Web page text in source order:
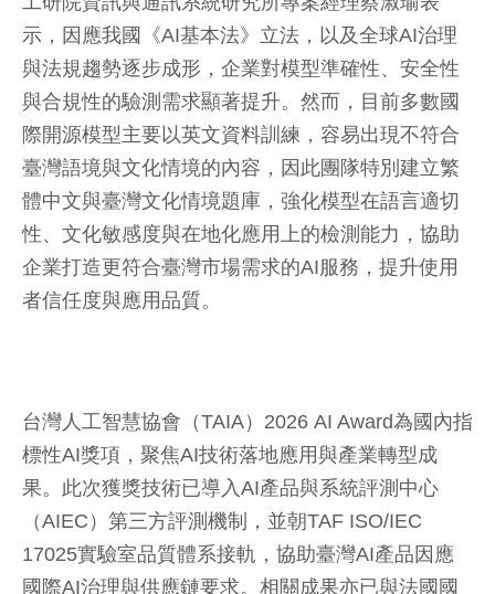
示，因應我國《AI基本法》立法，以及全球AI治理
與法規趨勢逐步成形，企業對模型準確性、安全性
與合規性的驗測需求顯著提升。然而，目前多數國
際開源模型主要以英文資料訓練，容易出現不符合
臺灣語境與文化情境的內容，因此團隊特別建立繁
體中文與臺灣文化情境題庫，強化模型在語言適切
性、文化敏感度與在地化應用上的檢測能力，協助
企業打造更符合臺灣市場需求的AI服務，提升使用
者信任度與應用品質。
台灣人工智慧協會（TAIA）2026 AI Award為國內指
標性AI獎項，聚焦AI技術落地應用與產業轉型成
果。此次獲獎技術已導入AI產品與系統評測中心
（AIEC）第三方評測機制，並朝TAF ISO/IEC
17025實驗室品質體系接軌，協助臺灣AI產品因應
國際AI治理與供應鏈要求。相關成果亦已與法國國